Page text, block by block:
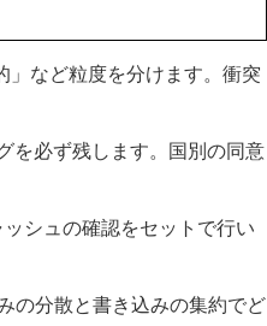
」など粒度を分けます。衝突
を必ず残します。国別の同意
シュの確認をセットで行い
の分散と書き込みの集約でど